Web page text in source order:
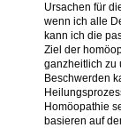
Ursachen für
wenn ich alle
kann ich die
Ziel der
ganzheitlich zu
Beschwerden
Homöopathie
basieren auf